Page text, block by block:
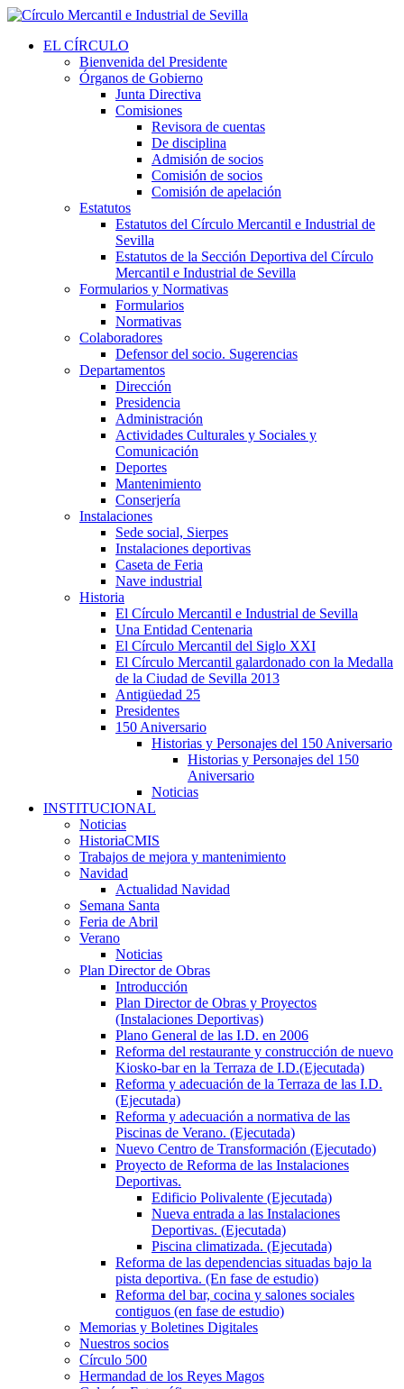
EL CÍRCULO
Bienvenida del Presidente
Órganos de Gobierno
Junta Directiva
Comisiones
Revisora de cuentas
De disciplina
Admisión de socios
Comisión de socios
Comisión de apelación
Estatutos
Estatutos del Círculo Mercantil e Industrial de
Sevilla
Estatutos de la Sección Deportiva del Círculo
Mercantil e Industrial de Sevilla
Formularios y Normativas
Formularios
Normativas
Colaboradores
Defensor del socio. Sugerencias
Departamentos
Dirección
Presidencia
Administración
Actividades Culturales y Sociales y
Comunicación
Deportes
Mantenimiento
Conserjería
Instalaciones
Sede social, Sierpes
Instalaciones deportivas
Caseta de Feria
Nave industrial
Historia
El Círculo Mercantil e Industrial de Sevilla
Una Entidad Centenaria
El Círculo Mercantil del Siglo XXI
El Círculo Mercantil galardonado con la Medalla
de la Ciudad de Sevilla 2013
Antigüedad 25
Presidentes
150 Aniversario
Historias y Personajes del 150 Aniversario
Historias y Personajes del 150
Aniversario
Noticias
INSTITUCIONAL
Noticias
HistoriaCMIS
Trabajos de mejora y mantenimiento
Navidad
Actualidad Navidad
Semana Santa
Feria de Abril
Verano
Noticias
Plan Director de Obras
Introducción
Plan Director de Obras y Proyectos
(Instalaciones Deportivas)
Plano General de las I.D. en 2006
Reforma del restaurante y construcción de nuevo
Kiosko-bar en la Terraza de I.D.(Ejecutada)
Reforma y adecuación de la Terraza de las I.D.
(Ejecutada)
Reforma y adecuación a normativa de las
Piscinas de Verano. (Ejecutada)
Nuevo Centro de Transformación (Ejecutado)
Proyecto de Reforma de las Instalaciones
Deportivas.
Edificio Polivalente (Ejecutada)
Nueva entrada a las Instalaciones
Deportivas. (Ejecutada)
Piscina climatizada. (Ejecutada)
Reforma de las dependencias situadas bajo la
pista deportiva. (En fase de estudio)
Reforma del bar, cocina y salones sociales
contiguos (en fase de estudio)
Memorias y Boletines Digitales
Nuestros socios
Círculo 500
Hermandad de los Reyes Magos